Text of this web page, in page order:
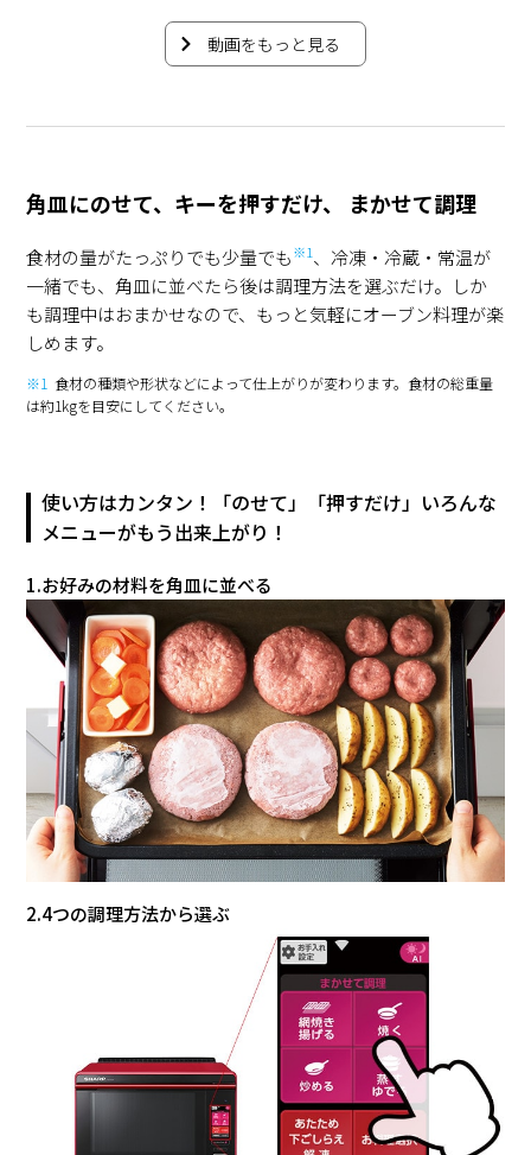
動画をもっと見る
角皿にのせて、キーを押すだけ、 まかせて調理
食材の量がたっぷりでも少量でも※1、冷凍・冷蔵・常温が
一緒でも、角皿に並べたら後は調理方法を選ぶだけ。しか
も調理中はおまかせなので、もっと気軽にオーブン料理が楽
しめます。
※1 食材の種類や形状などによって仕上がりが変わります。食材の総重量
は約1kgを目安にしてください。
使い方はカンタン！「のせて」「押すだけ」いろんな
メニューがもう出来上がり！
1.お好みの材料を角皿に並べる
2.4つの調理方法から選ぶ